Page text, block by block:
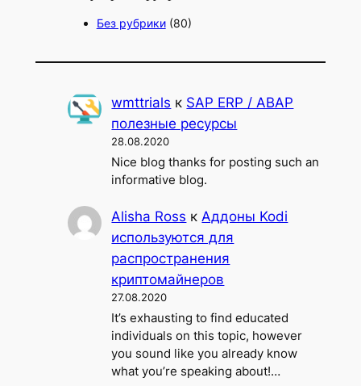
Без рубрики(80)
wmttrials к SAP ERP / ABAP
полезные ресурсы
28.08.2020
Nice blog thanks for posting such an
informative blog.
Alisha Ross кАддоны Kodi
используются для
распространения
криптомайнеров
27.08.2020
It’s exhausting to find educated
individuals on this topic, however
you sound like you already know
what you’re speaking about!…